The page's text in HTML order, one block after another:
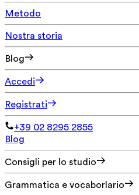
Metodo
Nostra storia
Blog
Accedi
Registrati
+39 02 8295 2855
Blog
Consigli per lo studio
Grammatica e vocaborlario